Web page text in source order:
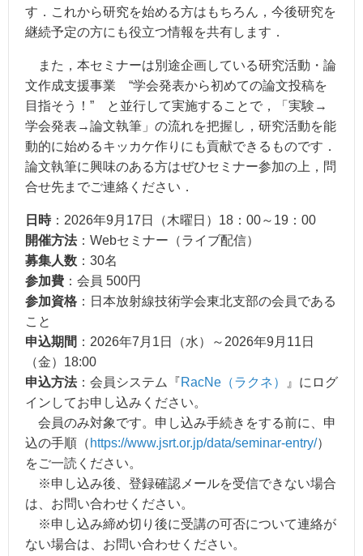
す．これから研究を始める方はもちろん，今後研究を
継続予定の方にも役立つ情報を共有します．
また，本セミナーは別途企画している研究活動・論
文作成支援事業 “学会発表から初めての論文投稿を
目指そう！” と並行して実施することで，「実験→
学会発表→論文執筆」の流れを把握し，研究活動を能
動的に始めるキッカケ作りにも貢献できるものです．
論文執筆に興味のある方はぜひセミナー参加の上，問
合せ先までご連絡ください．
日時：2026年9月17日（木曜日）18：00～19：00
開催方法：Webセミナー（ライブ配信）
募集人数 ：30名
参加費 ：会員 500円
参加資格 ：日本放射線技術学会東北支部の会員である
こと
申込期間 ：2026年7月1日（水）～2026年9月11日
（金）18:00
申込方法：会員システム『RacNe（ラクネ）
』にログ
インしてお申し込みください。
会員のみ対象です。申し込み手続きをする前に、申
込の手順（ https://www.jsrt.or.jp/data/seminar-entry/）
をご一読ください。
※申し込み後、登録確認メールを受信できない場合
は、お問い合わせください。
※申し込み締め切り後に受講の可否について連絡が
ない場合は、お問い合わせください。